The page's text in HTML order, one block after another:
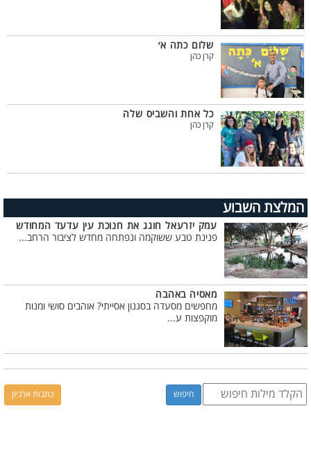
שלום כתה א׳
קרן כהן
כל אחת והשביס שלה
קרן כהן
המלצת השבוע
עמק יזרעאל חוגג את חנוכת עין עדעד המחודש
פנינת טבע ששוקמה ונפתחה מחדש לציבור הרחב...
מאסיה באהבה
מחפשים מסעדה בסגנון אסייתי? אוהבים סושי ומנות
מוקפצות ע...
כתבות ארכיון